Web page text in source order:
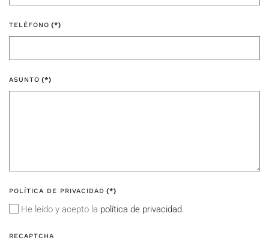
TELÉFONO (*)
ASUNTO (*)
POLÍTICA DE PRIVACIDAD (*)
He leído y acepto la política de privacidad.
RECAPTCHA